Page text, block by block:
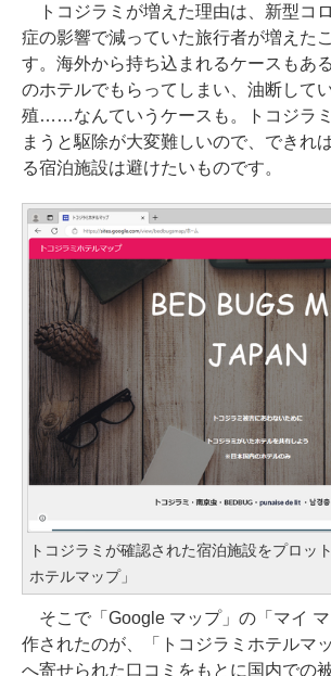
トコジラミが増えた理由は、新型コ
症の影響で減っていた旅行者が増えた
す。海外から持ち込まれるケースもあ
のホテルでもらってしまい、油断して
殖……なんていうケースも。トコジラ
まうと駆除が大変難しいので、できれ
る宿泊施設は避けたいものです。
トコジラミが確認された宿泊施設をプロッ
ホテルマップ」
そこで「Google マップ」の「マイ マ
作されたのが、「トコジラミホテルマ
へ寄せられた口コミをもとに国内での